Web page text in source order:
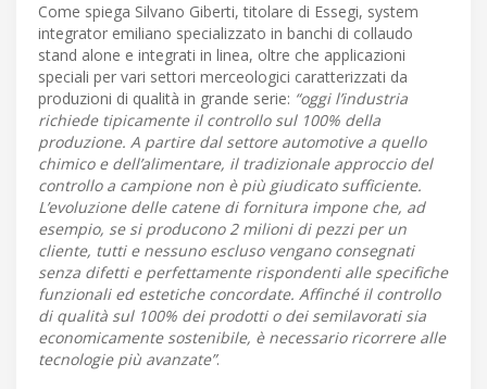
Come spiega Silvano Giberti, titolare di Essegi, system
integrator emiliano specializzato in banchi di collaudo
stand alone e integrati in linea, oltre che applicazioni
speciali per vari settori merceologici caratterizzati da
produzioni di qualità in grande serie: “oggi l’industria
richiede tipicamente il controllo sul 100% della
produzione. A partire dal settore automotive a quello
chimico e dell’alimentare, il tradizionale approccio del
controllo a campione non è più giudicato sufficiente.
L’evoluzione delle catene di fornitura impone che, ad
esempio, se si producono 2 milioni di pezzi per un
cliente, tutti e nessuno escluso vengano consegnati
senza difetti e perfettamente rispondenti alle specifiche
funzionali ed estetiche concordate. Affinché il controllo
di qualità sul 100% dei prodotti o dei semilavorati sia
economicamente sostenibile, è necessario ricorrere alle
tecnologie più avanzate”.